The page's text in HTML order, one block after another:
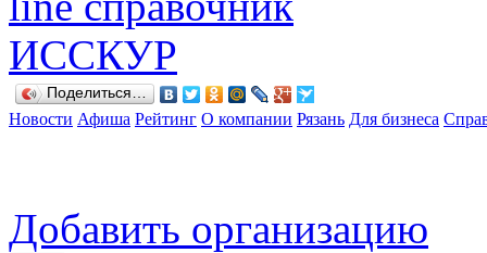
Поделиться…
Новости Афиша Рейтинг О компании Рязань Для бизнеса
Добавить организацию